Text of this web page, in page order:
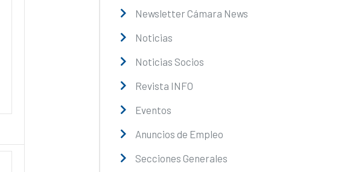
Newsletter Cámara News
Noticias
Noticias Socios
Revista INFO
Eventos
Anuncios de Empleo
Secciones Generales